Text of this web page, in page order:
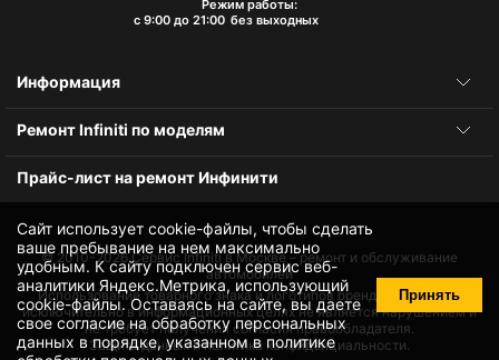
Сайт использует cookie-файлы, чтобы сделать
ваше пребывание на нем максимально
удобным. К cайту подключен сервис веб-
аналитики Яндекс.Метрика, использующий
cookie-файлы. Оставаясь на сайте, вы даете
своесогласие на обработку персональных
данных в порядке, указанном в политике
Принять
Режим работы:
с 9:00 до 21:00 без выходных
Информация
Ремонт Infiniti по моделям
Прайс-лист на ремонт Инфинити
© 2010-2026Сервис Infiniti в Москве – ремонт и обслуживание
автомобилей
Использование товарного знака и логотипов бренда происходит
исключительно в информационных целях не является нарушением и
не требует получения согласия правообладателя.
Защита данных и политика конфиденциальности.